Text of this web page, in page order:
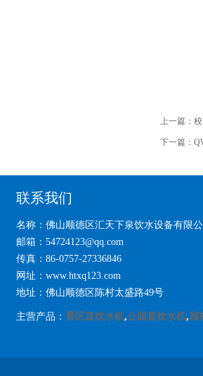
上一篇：
下一篇：
联系我们
名称：佛山顺德区汇天下泉饮水设备有限公
邮箱：54724123@qq.com
传真：86-0757-27336846
网址：www.htxq123.com
地址：佛山顺德区陈村太盛路49号
主营产品： 景区直饮水机,公园直饮水机, 园